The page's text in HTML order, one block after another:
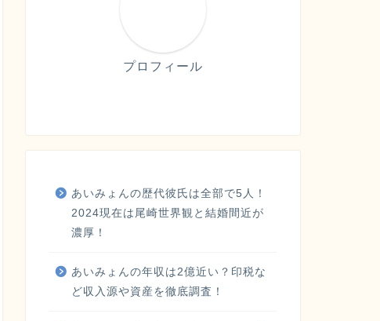
プロフィール
あいみょんの歴代彼氏は全部で5人！
2024現在は尾崎世界観と結婚間近が
濃厚！
あいみょんの年収は2億近い？印税な
ど収入源や資産を徹底調査！